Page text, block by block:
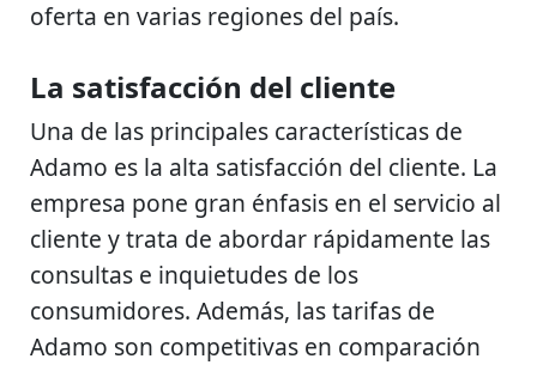
oferta en varias regiones del país.
La satisfacción del cliente
Una de las principales características de
Adamo es la alta satisfacción del cliente. La
empresa pone gran énfasis en el servicio al
cliente y trata de abordar rápidamente las
consultas e inquietudes de los
consumidores. Además, las tarifas de
Adamo son competitivas en comparación